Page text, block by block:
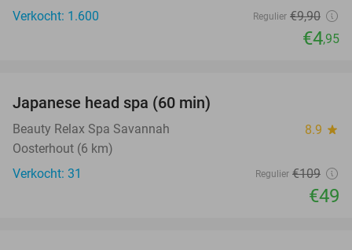
Verkocht: 1.600
Regulier €9,90
€4,95
Japanese head spa (60 min)
Beauty Relax Spa Savannah 8.9 star
Oosterhout (6 km)
Verkocht: 31
Regulier €109
€49